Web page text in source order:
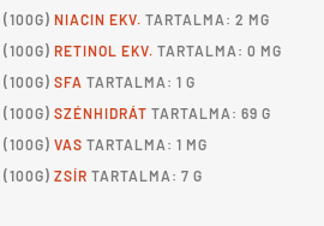
(100G) NIACIN EKV. TARTALMA: 2 MG
(100G) RETINOL EKV. TARTALMA: 0 MG
(100G) SFA TARTALMA: 1 G
(100G) SZÉNHIDRÁT TARTALMA: 69 G
(100G) VAS TARTALMA: 1 MG
(100G) ZSÍR TARTALMA: 7 G